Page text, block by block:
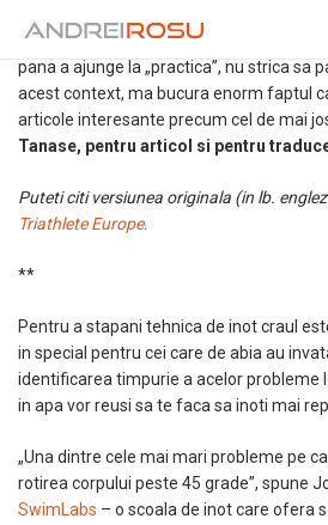
inotam / pedalam / alergam mai bine,
pana a ajunge la „practica”, nu strica sa
acest context, ma bucura enorm faptul
articole interesante precum cel de mai
Tanase, pentru articol si pentru
Puteti citi versiunea originala (in lb.
Triathlete Europe.
**
Pentru a stapani tehnica de inot craul
in special pentru cei care de abia au
identificarea timpurie a acelor probleme
in apa vor reusi sa te faca sa inoti mai
„Una dintre cele mai mari probleme pe
rotirea corpului peste 45 grade”, spune
SwimLabs – o scoala de inot care ofera